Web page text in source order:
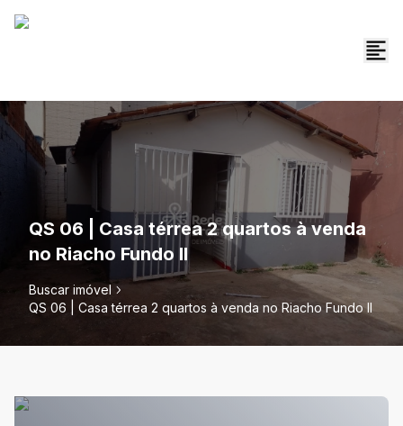
QS 06 | Casa térrea 2 quartos à venda
no Riacho Fundo II
Buscar imóvel
QS 06 | Casa térrea 2 quartos à venda no Riacho Fundo II